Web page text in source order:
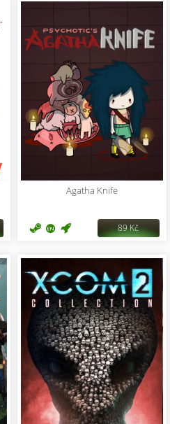
Agatha Knife
89 Kč